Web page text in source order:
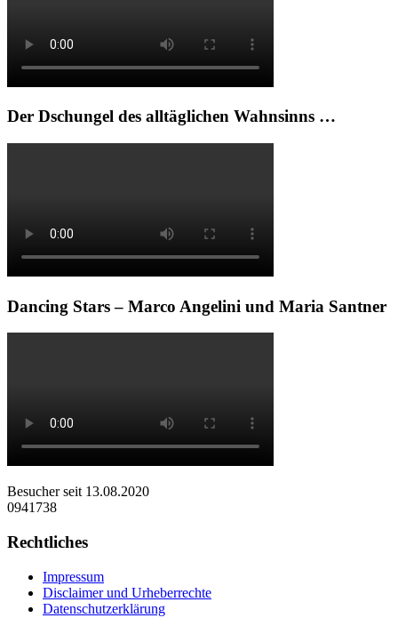
Der Dschungel des alltäglichen Wahnsinns …
Dancing Stars – Marco Angelini und Maria Santner
Besucher seit 13.08.2020
0941738
Rechtliches
Impressum
Disclaimer und Urheberrechte
Datenschutzerklärung